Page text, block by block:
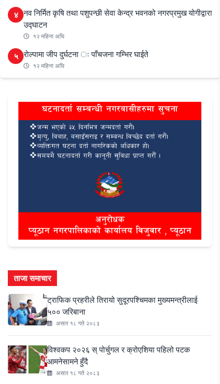
४ नव निर्मित कृषि तथा पशुपन्छी सेवा केन्द्र भवनको नगरप्रमुख योगीद्वारा
उद्घाटन
१२ महिना अघि
५ रोल्पामा जीप दुर्घटना ः पाँचजना गम्भिर घाईते
१२ महिना अघि
ताजा समाचार
ट्राफिक प्रहरीले तिरायो सुदूरपश्चिमका मुख्यमन्त्रीलाई
५०० जरिबाना
असार १८ गते २०८३
विश्वकप २०२६ स् पोर्चुगल र क्रोएशिया पहिलो पटक
आमनेसामने हुँदै
असार १८ गते २०८३